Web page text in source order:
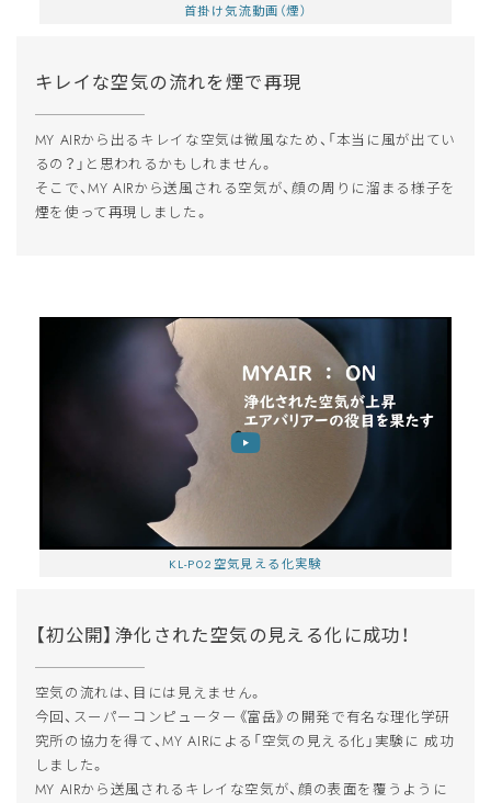
お買い物を続ける カートへ進む
首掛け気流動画（煙）
キレイな空気の流れを煙で再現
MY AIRから出るキレイな空気は微風なため、「本当に風が出てい
るの？」と思われるかもしれません。
そこで、MY AIRから送風される空気が、顔の周りに溜まる様子を
煙を使って再現しました。
KL-P02空気見える化実験
【初公開】浄化された空気の見える化に成功！
空気の流れは、目には見えません。
今回、スーパーコンピューター《富岳》の開発で有名な理化学研
究所の協力を得て、MY AIRによる「空気の見える化」実験に 成功
しました。
MY AIRから送風されるキレイな空気が、顔の表面を覆うように